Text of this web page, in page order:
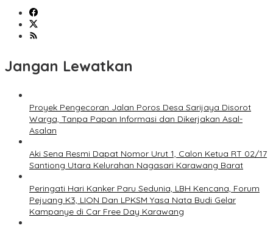
Jangan Lewatkan
Proyek Pengecoran Jalan Poros Desa Sarijaya Disorot
Warga, Tanpa Papan Informasi dan Dikerjakan Asal-
Asalan
Aki Sena Resmi Dapat Nomor Urut 1, Calon Ketua RT 02/17
Santiong Utara Kelurahan Nagasari Karawang Barat
Peringati Hari Kanker Paru Sedunia, LBH Kencana, Forum
Pejuang K3, LION Dan LPKSM Yasa Nata Budi Gelar
Kampanye di Car Free Day Karawang